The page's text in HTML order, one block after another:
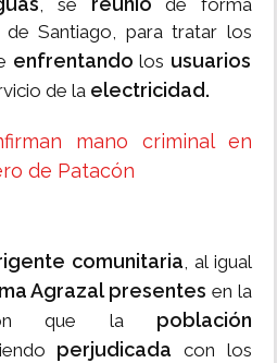
, se
de forma
Santiago, para tratar los
enfrentando los usuarios
de la electricidad.
mano criminal en
de Patacón
comunitaria, al igual
Agrazal presentesen la
que la población
perjudicadacon los